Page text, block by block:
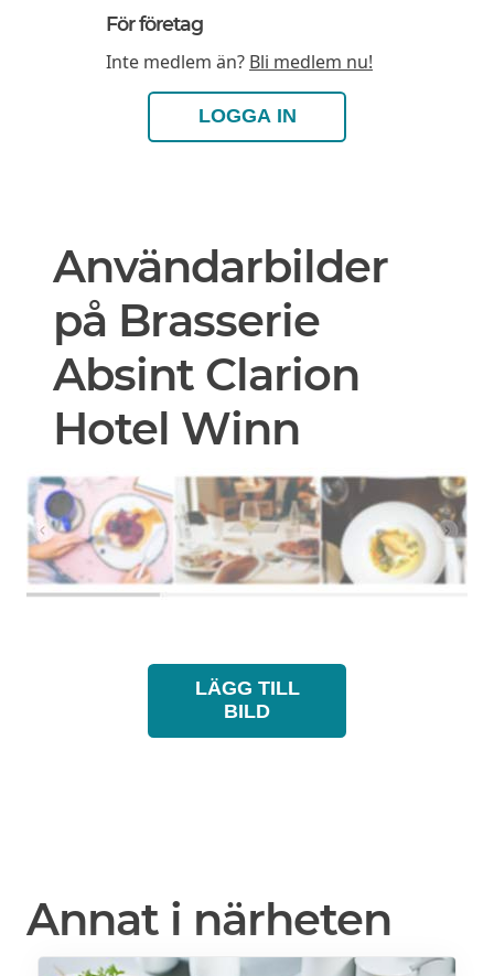
För företag
Inte medlem än? Bli medlem nu!
LOGGA IN
Användarbilder
på Brasserie
Absint Clarion
Hotel Winn
LÄGG TILL
BILD
Annat i närheten